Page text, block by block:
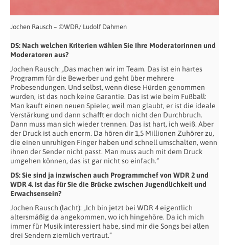
Jochen Rausch – ©WDR/ Ludolf Dahmen
DS: Nach welchen Kriterien wählen Sie Ihre Moderatorinnen und
Moderatoren aus?
Jochen Rausch: „Das machen wir im Team. Das ist ein hartes
Programm für die Bewerber und geht über mehrere
Probesendungen. Und selbst, wenn diese Hürden genommen
wurden, ist das noch keine Garantie. Das ist wie beim Fußball:
Man kauft einen neuen Spieler, weil man glaubt, er ist die ideale
Verstärkung und dann schafft er doch nicht den Durchbruch.
Dann muss man sich wieder trennen. Das ist hart, ich weiß. Aber
der Druck ist auch enorm. Da hören dir 1,5 Millionen Zuhörer zu,
die einen unruhigen Finger haben und schnell umschalten, wenn
ihnen der Sender nicht passt. Man muss auch mit dem Druck
umgehen können, das ist gar nicht so einfach.“
DS: Sie sind ja inzwischen auch Programmchef von WDR 2 und
WDR 4. Ist das für Sie die Brücke zwischen Jugendlichkeit und
Erwachsensein?
Jochen Rausch (lacht): „Ich bin jetzt bei WDR 4 eigentlich
altersmäßig da angekommen, wo ich hingehöre. Da ich mich
immer für Musik interessiert habe, sind mir die Songs bei allen
drei Sendern ziemlich vertraut.“